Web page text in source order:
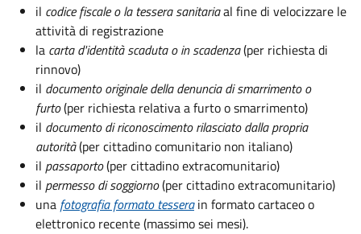
il codice fiscale o la tessera sanitariaal fine di velocizzare le
attività di registrazione
la carta d'identità scaduta o in scadenza(per richiesta di
rinnovo)
il documento originale della denuncia di smarrimento o
furto(per richiesta relativa a furto o smarrimento)
il documento di riconoscimento rilasciato dalla propria
autorità(per cittadino comunitario non italiano)
il passaporto(per cittadino extracomunitario)
il permesso di soggiorno(per cittadino extracomunitario)
una fotografia formato tessera in formato cartaceo o
elettronico recente (massimo sei mesi).